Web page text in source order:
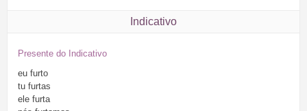
Indicativo
Presente do Indicativo
eu furto
tu furtas
ele furta